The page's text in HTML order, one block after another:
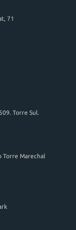
71
Torre Sul.
Torre Marechal